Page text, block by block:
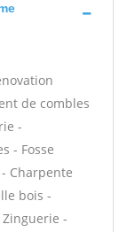
de combles
-
- Fosse
Charpente
bois -
-